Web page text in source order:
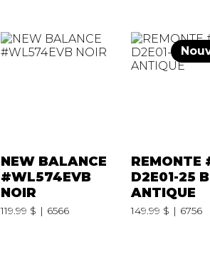
NEW BALANCE
#WL574EVB
NOIR
119.99 $ 6566
REMONTE
D2E01-25
ANTIQUE
149.99 $ 6756